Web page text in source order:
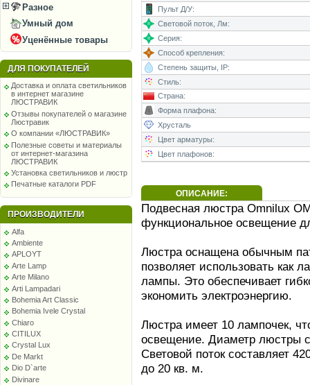
Разное
Умный дом
Уценённые товары
ДЛЯ ПОКУПАТЕЛЕЙ
Доставка и оплата светильников
в интернет магазине
ЛЮСТРАВИК
Отзывы покупателей о магазине
Люстравик
О компании «ЛЮСТРАВИК»
Полезные советы и материалы
от интернет-магазина
ЛЮСТРАВИК
Установка светильников и люстр
Печатные каталоги PDF
ПРОИЗВОДИТЕЛИ
Alfa
Ambiente
APLOYT
Arte Lamp
Arte Milano
Arti Lampadari
Bohemia Art Classic
Bohemia Ivele Crystal
Chiaro
CITILUX
Crystal Lux
De Markt
Dio D`arte
Divinare
Пульт Д/У:
Световой поток, Лм:
Серия:
Способ крепления:
Степень защиты, IP:
Стиль:
Страна:
Форма плафона:
Хрусталь
Цвет арматуры:
Цвет плафонов:
ОПИСАНИЕ:
Подвесная люстра Omnilux
функциональное освещение
Люстра оснащена обычным
позволяет использовать как
лампы. Это обеспечивает
экономить электроэнергию.
Люстра имеет 10 лампочек,
освещение. Диаметр люстры
Световой поток составляет
до 20 кв. м.